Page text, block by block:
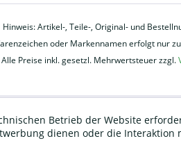
Hinweis: Artikel-, Teile-, Original- und
oder Markennamen erfolgt nur
Preise inkl. gesetzl. Mehrwertsteuer zzgl.
Betrieb der Website
dienen oder die